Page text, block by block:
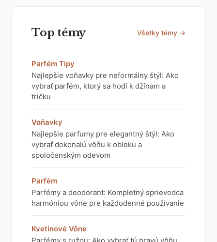
Top témy Všetky témy →
Parfém Tipy
Najlepšie voňavky pre neformálny štýl: Ako
vybrať parfém, ktorý sa hodí k džínam a
tričku
Voňavky
Najlepšie parfumy pre elegantný štýl: Ako
vybrať dokonalú vôňu k obleku a
spoločenským odevom
Parfém
Parfémy a deodorant: Kompletný sprievodca
harmóniou vône pre každodenné používanie
Kvetinové Vône